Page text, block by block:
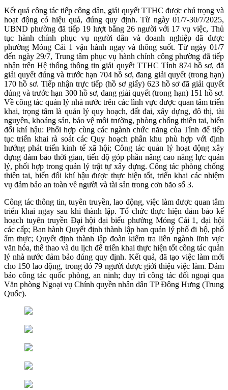
Kết quả công tác tiếp công dân, giải quyết TTHC được chú trọng và
hoạt động có hiệu quả, đúng quy định. Từ ngày 01/7-30/7/2025,
UBND phường đã tiếp 19 lượt bằng 26 người với 17 vụ việc, Thủ
tục hành chính phục vụ người dân và doanh nghiệp đã được
phường Móng Cái 1 vận hành ngay và thông suốt. Từ ngày 01/7
đến ngày 29/7, Trung tâm phục vụ hành chính công phường đã tiếp
nhận trên Hệ thống thông tin giải quyết TTHC Tỉnh 874 hồ sơ, đã
giải quyết đúng và trước hạn 704 hồ sơ, đang giải quyết (trong hạn)
170 hồ sơ. Tiếp nhận trực tiếp (hồ sơ giấy) 623 hồ sơ đã giải quyết
đúng và trước hạn 300 hồ sơ, đang giải quyết (trong hạn) 151 hồ sơ.
Về công tác quản lý nhà nước trên các lĩnh vực được quan tâm triển
khai, trọng tâm là quản lý quy hoạch, đất đai, xây dựng, đô thị, tài
nguyên, khoáng sản, bảo vệ môi trường, phòng chống thiên tai, biến
đổi khí hậu: Phối hợp cùng các ngành chức năng của Tỉnh để tiếp
tục triển khai rà soát các Quy hoạch phân khu phù hợp với định
hướng phát triển kinh tế xã hội; Công tác quản lý hoạt động xây
dựng đảm bảo thời gian, tiến độ góp phần nâng cao năng lực quản
lý, phối hợp trong quản lý trật tự xây dựng. Công tác phòng chống
thiên tai, biến đổi khí hậu được thực hiện tốt, triển khai các nhiệm
vụ đảm bảo an toàn về người và tài sản trong cơn bão số 3.
Công tác thông tin, tuyên truyền, lao động, việc làm được quan tâm
triển khai ngay sau khi thành lập. Tổ chức thực hiện đảm bảo kế
hoạch tuyên truyền Đại hội đại biểu phường Móng Cái 1, đại hội
các cấp; Ban hành Quyết định thành lập ban quản lý phố đi bộ, phố
ẩm thực; Quyết định thành lập đoàn kiểm tra liên ngành lĩnh vực
văn hóa, thể thao và du lịch để triển khai thực hiện tốt công tác quản
lý nhà nước đảm bảo đúng quy định. Kết quả, đã tạo việc làm mới
cho 150 lao động, trong đó 79 người được giới thiệu việc làm. Đảm
bảo công tác quốc phòng, an ninh; duy trì công tác đối ngoại qua
Văn phòng Ngoại vụ Chính quyền nhân dân TP Đông Hưng (Trung
Quốc).